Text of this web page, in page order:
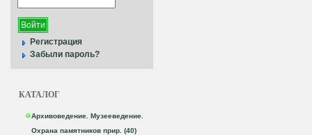
Регистрация
Забыли пароль?
КАТАЛОГ
Архивоведение. Музееведение.
Охрана памятников прир. (40)